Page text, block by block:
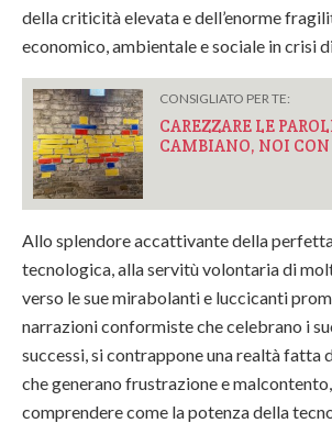
della criticità elevata e dell’enorme
economico, ambientale e sociale in crisi
CONSIGLIATO PER TE:
CAREZZARE LE
CAMBIANO, NOI CON
Allo splendore accattivante della
tecnologica, alla servitù volontaria di
verso le sue mirabolanti e luccicanti
narrazioni conformiste che celebrano i
successi, si contrappone una realtà fatta
che generano frustrazione e
comprendere come la potenza della